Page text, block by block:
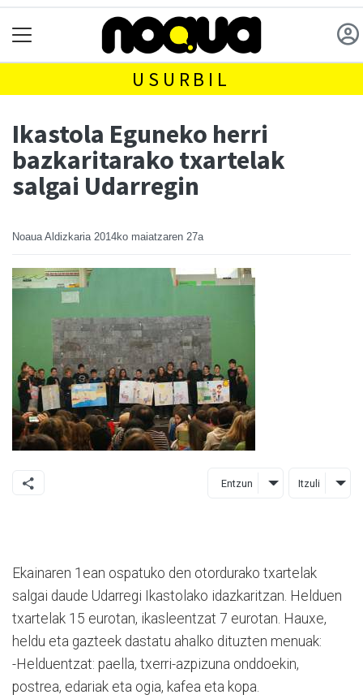
USURBIL
Ikastola Eguneko herri
bazkaritarako txartelak
salgai Udarregin
Noaua Aldizkaria 2014ko maiatzaren 27a
Entzun Itzuli
Ekainaren 1ean ospatuko den otordurako txartelak
salgai daude Udarregi Ikastolako idazkaritzan. Helduen
txartelak 15 eurotan, ikasleentzat 7 eurotan. Hauxe,
heldu eta gazteek dastatu ahalko dituzten menuak:
-Helduentzat: paella, txerri-azpizuna onddoekin,
postrea, edariak eta ogia, kafea eta kopa.